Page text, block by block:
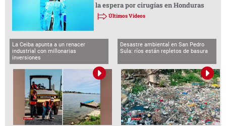
la espera por cirugías en Honduras
Últimos Videos
La Ceiba apunta a un renacer
industrial con millonarias
inversiones
Desastre ambiental en San Pedro
Sula: ríos están repletos de basura